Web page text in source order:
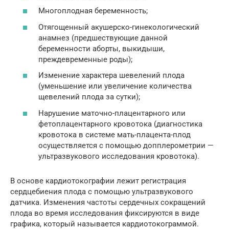
Многоплодная беременность;
Отягощенный акушерско-гинекологический
анамнез (предшествующие данной
беременности аборты, выкидыши,
преждевременные роды);
Изменение характера шевелений плода
(уменьшение или увеличение количества
щевелений плода за сутки);
Нарушение маточно-плацентарного или
фетоплацентарного кровотока (диагностика
кровотока в системе мать-плацента-плод
осуществляется с помощью допплерометрии —
ультразвукового исследования кровотока).
В основе кардиотокографии лежит регистрация
сердцебиения плода с помощью ультразвукового
датчика. Изменения частоты сердечных сокращений
плода во время исследования фиксируются в виде
графика, который называется кардиотокограммой.